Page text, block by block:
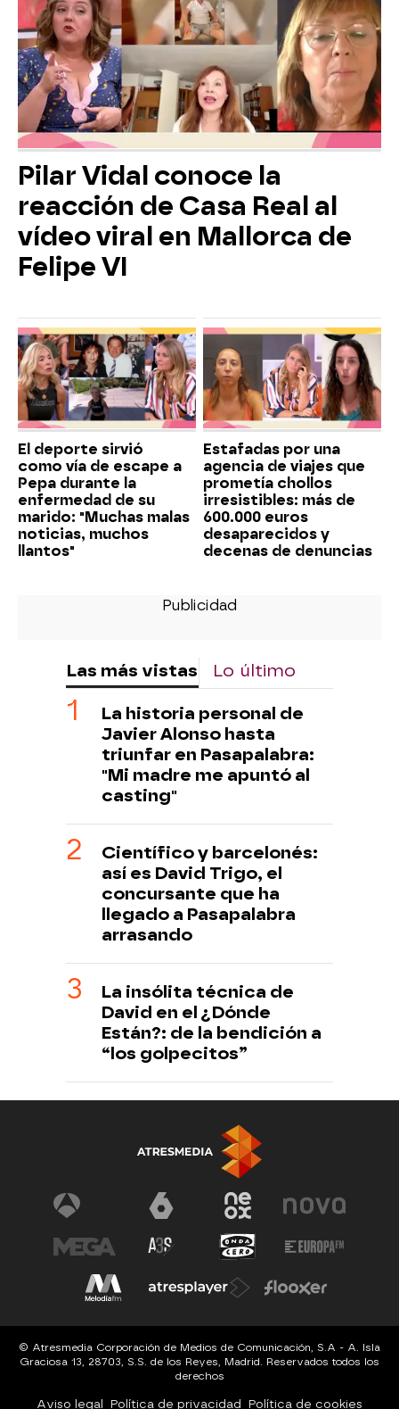
Pilar Vidal conoce la
reacción de Casa Real al
vídeo viral en Mallorca de
Felipe VI
El deporte sirvió
como vía de escape a
Pepa durante la
enfermedad de su
marido: "Muchas malas
noticias, muchos
llantos"
Estafadas por una
agencia de viajes que
prometía chollos
irresistibles: más de
600.000 euros
desaparecidos y
decenas de denuncias
Las más vistas Lo último
La historia personal de
Javier Alonso hasta
triunfar en Pasapalabra:
"Mi madre me apuntó al
casting"
Científico y barcelonés:
así es David Trigo, el
concursante que ha
llegado a Pasapalabra
arrasando
La insólita técnica de
David en el ¿Dónde
Están?: de la bendición a
“los golpecitos”
© Atresmedia Corporación de Medios de Comunicación, S.A - A. Isla
Graciosa 13, 28703, S.S. de los Reyes, Madrid. Reservados todos los
derechos
Aviso legal Política de privacidad Política de cookies